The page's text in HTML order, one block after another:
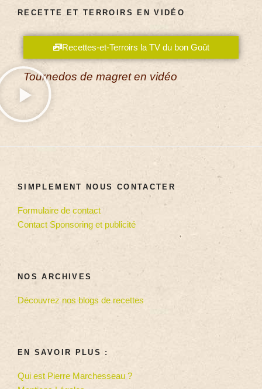
RECETTE ET TERROIRS EN VIDÉO
Recettes-et-Terroirs la TV du bon Goût
Tournedos de magret en vidéo
SIMPLEMENT NOUS CONTACTER
Formulaire de contact
Contact Sponsoring et publicité
NOS ARCHIVES
Découvrez nos blogs de recettes
EN SAVOIR PLUS :
Qui est Pierre Marchesseau ?